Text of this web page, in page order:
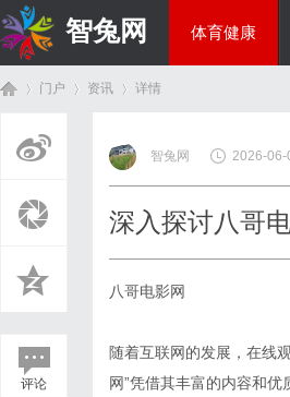
智兔网 体育健康
门户 资讯
›
详情
评论
智兔网 2026-06-
深入探讨八哥
八哥电影网
随着互联网的发展，在线
网”凭借其丰富的内容和